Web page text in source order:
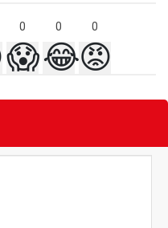
0 0 0
😱😂😡